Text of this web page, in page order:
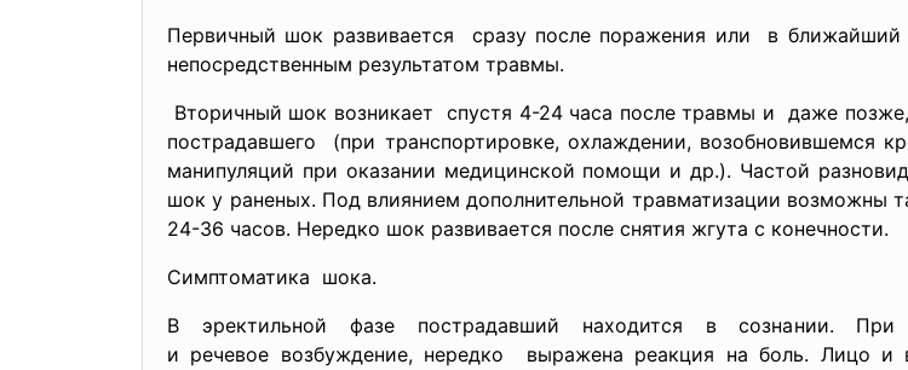
Первичный шок развивается сразу после поражения или в ближайший
непосредственным результатом травмы.
Вторичный шок возникает спустя 4-24 часа после травмы и даже
пострадавшего (при транспортировке, охлаждении, возобновившемся
манипуляций при оказании медицинской помощи и др.). Частой
шок у раненых. Под влиянием дополнительной травматизации возможны
24-36 часов. Нередко шок развивается после снятия жгута с конечности.
Симптоматика шока.
В эректильной фазе пострадавший находится в сознании. При
и речевое возбуждение, нередко выражена реакция на боль. Лицо и